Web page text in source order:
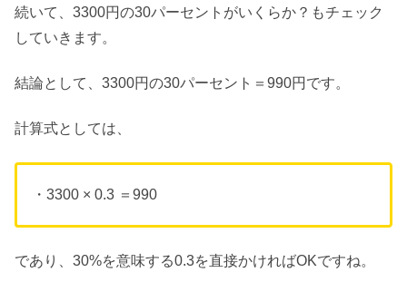
続いて、3300円の30パーセントがいくらか？もチェック
していきます。
結論として、3300円の30パーセント＝990円です。
計算式としては、
・3300 × 0.3 ＝990
であり、30%を意味する0.3を直接かければOKですね。